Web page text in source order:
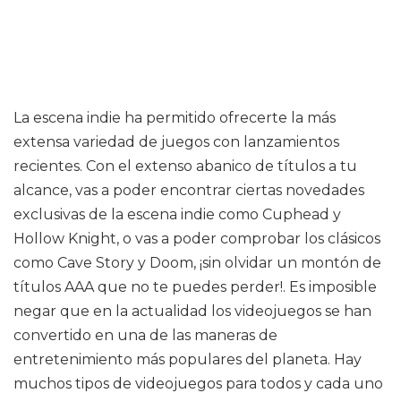
La escena indie ha permitido ofrecerte la más
extensa variedad de juegos con lanzamientos
recientes. Con el extenso abanico de títulos a tu
alcance, vas a poder encontrar ciertas novedades
exclusivas de la escena indie como Cuphead y
Hollow Knight, o vas a poder comprobar los clásicos
como Cave Story y Doom, ¡sin olvidar un montón de
títulos AAA que no te puedes perder!. Es imposible
negar que en la actualidad los videojuegos se han
convertido en una de las maneras de
entretenimiento más populares del planeta. Hay
muchos tipos de videojuegos para todos y cada uno